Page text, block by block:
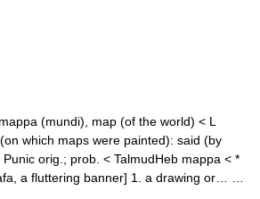
(mundi), map (of the world) < L
which maps were painted): said (by
orig.; prob. < TalmudHeb mappa < *
a fluttering banner] 1. a drawing or… …